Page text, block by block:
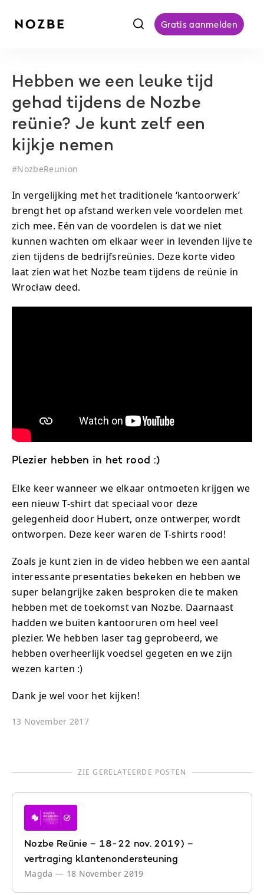
f Gratis aanmelden
Hebben we een leuke tijd
gehad tijdens de Nozbe
reünie? Je kunt zelf een
kijkje nemen
#NozbeReunion
In vergelijking met het traditionele ‘kantoorwerk’
brengt het op afstand werken vele voordelen met
zich mee. Eén van de voordelen is dat we niet
kunnen wachten om elkaar weer in levenden lijve te
zien tijdens de bedrijfsreünies. Deze korte video
laat zien wat het Nozbe team tijdens de reünie in
Wrocław deed.
Plezier hebben in het rood :)
Elke keer wanneer we elkaar ontmoeten krijgen we
een nieuw T-shirt dat speciaal voor deze
gelegenheid door Hubert, onze ontwerper, wordt
ontworpen. Deze keer waren de T-shirts rood!
Zoals je kunt zien in de video hebben we een aantal
interessante presentaties bekeken en hebben we
super belangrijke zaken besproken die te maken
hebben met de toekomst van Nozbe. Daarnaast
hadden we buiten kantooruren om heel veel
plezier. We hebben laser tag geprobeerd, we
hebben overheerlijk voedsel gegeten en we zijn
wezen karten :)
Dank je wel voor het kijken!
13 November 2017
ZIE GERELATEERDE POSTEN
Nozbe Reünie – 18-22 nov. 2019) –
vertraging klantenondersteuning
Magda — 18 November 2019